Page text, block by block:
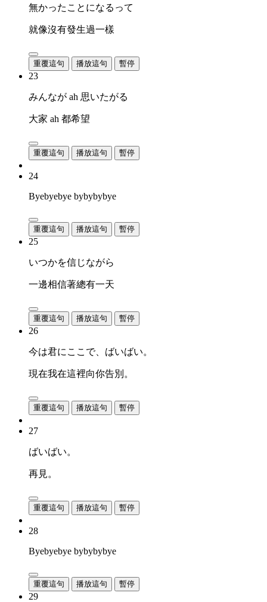
無かったことになるって
就像沒有發生過一樣
重覆這句 播放這句 暫停
23
みんなが ah 思いたがる
大家 ah 都希望
重覆這句 播放這句 暫停
24
Byebyebye bybybybye
重覆這句 播放這句 暫停
25
いつかを信じながら
一邊相信著總有一天
重覆這句 播放這句 暫停
26
今は君にここで、ばいばい。
現在我在這裡向你告別。
重覆這句 播放這句 暫停
27
ばいばい。
再見。
重覆這句 播放這句 暫停
28
Byebyebye bybybybye
重覆這句 播放這句 暫停
29